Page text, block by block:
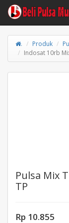
. Produk
Indosat 10rb
Pulsa Mix
TP
Rp 10.855